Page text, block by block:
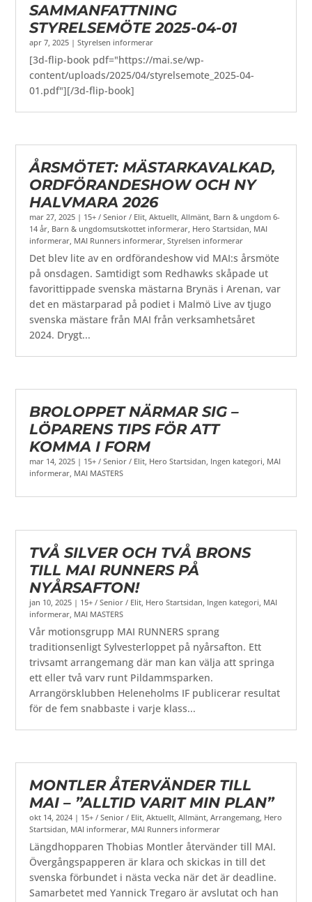
SAMMANFATTNING
STYRELSEMÖTE 2025-04-01
apr 7, 2025 |Styrelsen informerar
[3d-flip-book pdf="https://mai.se/wp-
content/uploads/2025/04/styrelsemote_2025-04-
01.pdf"][/3d-flip-book]
ÅRSMÖTET: MÄSTARKAVALKAD,
ORDFÖRANDESHOW OCH NY
HALVMARA 2026
mar 27, 2025 | 15+ / Senior / Elit,Aktuellt,Allmänt, Barn & ungdom 6-
14 år, Barn & ungdomsutskottet informerar, Hero Startsidan, MAI
informerar, MAI Runners informerar,Styrelsen informerar
Det blev lite av en ordförandeshow vid MAI:s årsmöte
på onsdagen. Samtidigt som Redhawks skåpade ut
favorittippade svenska mästarna Brynäs i Arenan, var
det en mästarparad på podiet i Malmö Live av tjugo
svenska mästare från MAI från verksamhetsåret
2024. Drygt...
BROLOPPET NÄRMAR SIG –
LÖPARENS TIPS FÖR ATT
KOMMA I FORM
mar 14, 2025 | 15+ / Senior / Elit, Hero Startsidan, Ingen kategori, MAI
informerar, MAI MASTERS
TVÅ SILVER OCH TVÅ BRONS
TILL MAI RUNNERS PÅ
NYÅRSAFTON!
jan 10, 2025 | 15+ / Senior / Elit Hero Startsidan Ingen kategori MAI
informerar MAI MASTERS
Vår motionsgrupp MAI RUNNERS sprang
traditionsenligt Sylvesterloppet på nyårsafton. Ett
trivsamt arrangemang där man kan välja att springa
ett eller två varv runt Pildammsparken.
Arrangörsklubben Heleneholms IF publicerar resultat
för de fem snabbaste i varje klass...
MONTLER ÅTERVÄNDER TILL
MAI – ”ALLTID VARIT MIN PLAN”
okt 14, 2024 | 15+ / Senior / Elit,Aktuellt,Allmänt,Arrangemang, Hero
Startsidan, MAI informerar, MAI Runners informerar
Längdhopparen Thobias Montler återvänder till MAI.
Övergångspapperen är klara och skickas in till det
svenska förbundet i nästa vecka när det är deadline.
Samarbetet med Yannick Tregaro är avslutat och han